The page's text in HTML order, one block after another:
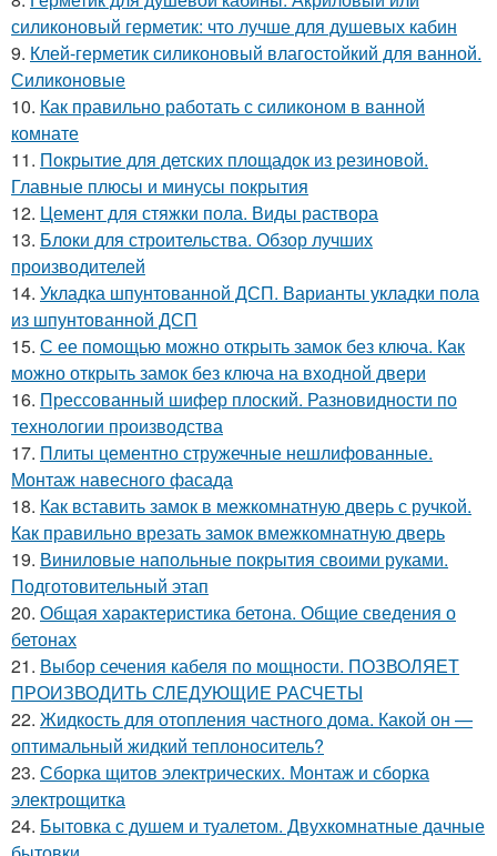
силиконовый герметик: что лучше для душевых кабин
9. Клей-герметик силиконовый влагостойкий для ванной.
Силиконовые
10. Как правильно работать с силиконом в ванной
комнате
11. Покрытие для детских площадок из резиновой.
Главные плюсы и минусы покрытия
12. Цемент для стяжки пола. Виды раствора
13. Блоки для строительства. Обзор лучших
производителей
14. Укладка шпунтованной ДСП. Варианты укладки пола
из шпунтованной ДСП
15. С ее помощью можно открыть замок без ключа. Как
можно открыть замок без ключа на входной двери
16. Прессованный шифер плоский. Разновидности по
технологии производства
17. Плиты цементно стружечные нешлифованные.
Монтаж навесного фасада
18. Как вставить замок в межкомнатную дверь с ручкой.
Как правильно врезать замок вмежкомнатную дверь
19. Виниловые напольные покрытия своими руками.
Подготовительный этап
20. Общая характеристика бетона. Общие сведения о
бетонах
21. Выбор сечения кабеля по мощности. ПОЗВОЛЯЕТ
ПРОИЗВОДИТЬ СЛЕДУЮЩИЕ РАСЧЕТЫ
22. Жидкость для отопления частного дома. Какой он —
оптимальный жидкий теплоноситель?
23. Сборка щитов электрических. Монтаж и сборка
электрощитка
24. Бытовка с душем и туалетом. Двухкомнатные дачные